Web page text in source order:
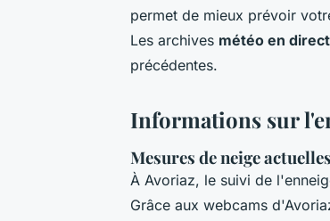
permet de mieux prévoir
Les archives météo en direct
précédentes.
Informations sur
Mesures de neige actuelles
À Avoriaz, le suivi de
Grâce aux webcams